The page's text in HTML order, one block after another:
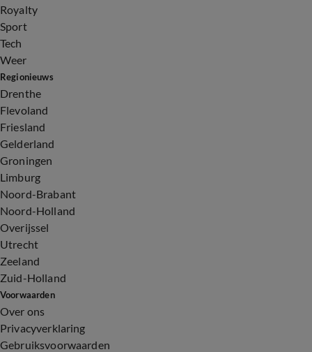
Royalty
Sport
Tech
Weer
Regionieuws
Drenthe
Flevoland
Friesland
Gelderland
Groningen
Limburg
Noord-Brabant
Noord-Holland
Overijssel
Utrecht
Zeeland
Zuid-Holland
Voorwaarden
Over ons
Privacyverklaring
Gebruiksvoorwaarden